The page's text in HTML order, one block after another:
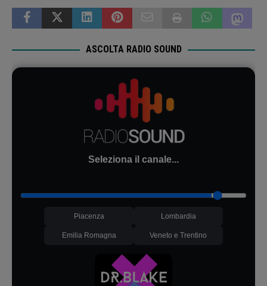
ASCOLTA RADIO SOUND
Seleziona il canale...
Piacenza Lombardia
Emilia Romagna Veneto e Trentino